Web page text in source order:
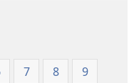
2021)
2021)
7 8
9